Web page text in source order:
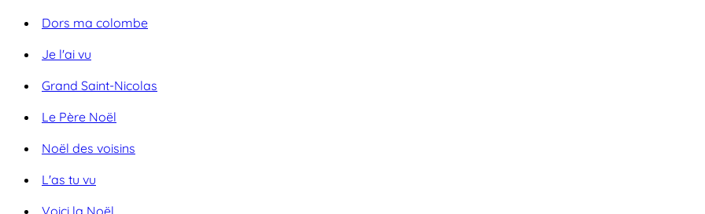
Dors ma colombe
Je l'ai vu
Grand Saint-Nicolas
Le Père Noël
Noël des voisins
L'as tu vu
Voici la Noël